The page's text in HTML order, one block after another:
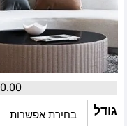
גודל